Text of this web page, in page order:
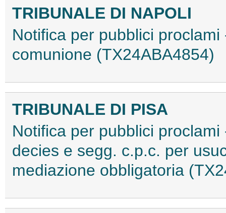
TRIBUNALE DI NAPOLI
Notifica per pubblici
comunione (TX24ABA4854)
TRIBUNALE DI PISA
Notifica per pubblici
decies e segg. c.p.c. per
mediazione obbligatoria